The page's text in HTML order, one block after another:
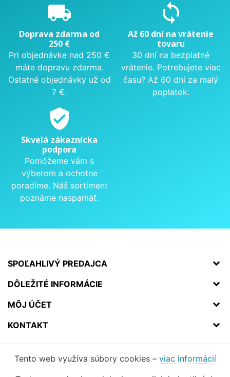
local_shipping
Doprava zdarma od
250 €
Pri objednávke nad 250 €
máte dopravu zdarma.
Ostatné objednávky už od
7 €.
sync
Až 60 dní na vrátenie
tovaru
30 dní na bezplatné
vrátenie. Potrebujete viac
času? Až 60 dní za malý
poplatok.
verified_user
Skvelá zákaznícka
podpora
Pomôžeme vám s
výberom a ochotne
poradíme. Náš sortiment
poznáme naspamäť.
SPOĽAHLIVÝ PREDAJCA
DÔLEŽITÉ INFORMÁCIE
MÔJ ÚČET
KONTAKT
Tento web využíva súbory cookies – viac informácií